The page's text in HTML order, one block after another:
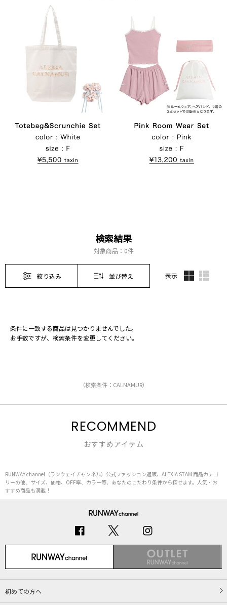
検索結果
対象商品： 0件
絞り込み 並び替え 表示
条件に一致する商品は見つかりませんでした。
お手数ですが、検索条件を変更してください。
（検索条件：CALNAMUR）
RECOMMEND
おすすめアイテム
RUNWAY channel（ランウェイチャンネル）公式ファッション通販、ALEXIA STAM 商品カテゴ
リーの他、サイズ、価格、OFF率、カラー等、あなたのこだわり条件から探せます。人気・お
すすめ商品も満載！
初めての方へ